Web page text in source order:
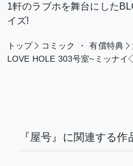
1軒のラブホを舞台にした
イズ!
トップ コミック ・ 有償特典
LOVE HOLE 303号室~ミッナ
『屋号』に関連する作